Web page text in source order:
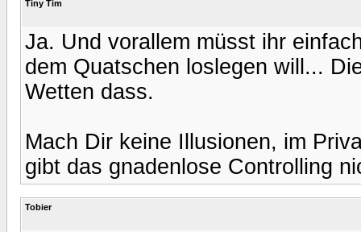
Tiny Tim
Ja. Und vorallem müsst ihr
dem Quatschen loslegen will...
Wetten dass.
Mach Dir keine Illusionen, im
gibt das gnadenlose Controlling
Tobier